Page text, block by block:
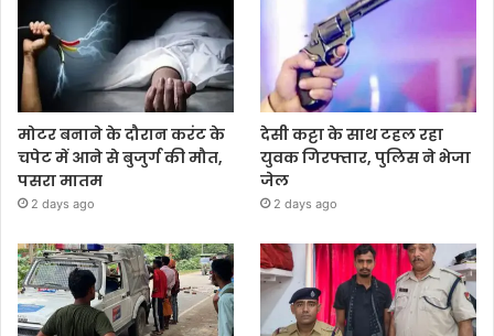
मोटर बनाने के दौरान करंट के
चपेट में आने से बुजुर्ग की मौत,
पसरा मातम
2 days ago
देसी कट्टा के साथ टहल रहा
युवक गिरफ्तार, पुलिस ने भेजा
जेल
2 days ago